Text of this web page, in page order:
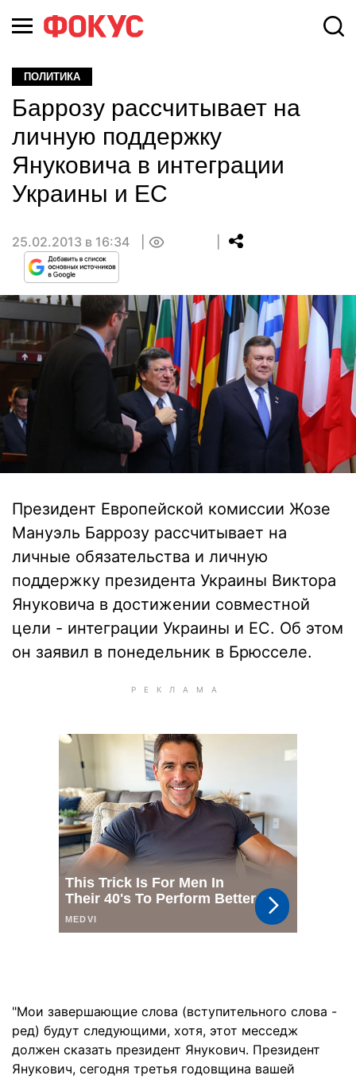
ПОЛИТИКА
Баррозу рассчитывает на
личную поддержку
Януковича в интеграции
Украины и ЕС
25.02.2013 в 16:34
Президент Европейской комиссии Жозе
Мануэль Баррозу рассчитывает на
личные обязательства и личную
поддержку президента Украины Виктора
Януковича в достижении совместной
цели - интеграции Украины и ЕС. Об этом
он заявил в понедельник в Брюсселе.
"Мои завершающие слова (вступительного слова -
ред) будут следующими, хотя, этот месседж
должен сказать президент Янукович. Президент
Янукович, сегодня третья годовщина вашей